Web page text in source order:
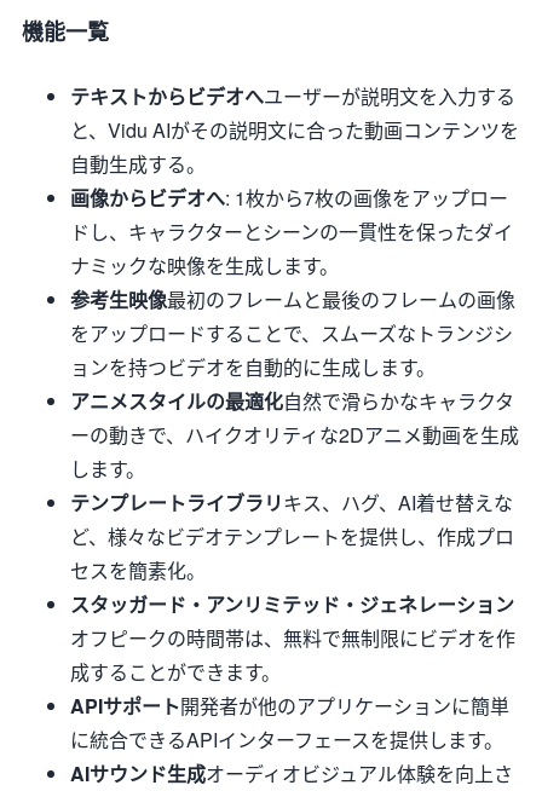
機能一覧
テキストからビデオへユーザーが説明文を入力する
と、Vidu AIがその説明文に合った動画コンテンツを
自動生成する。
画像からビデオへ: 1枚から7枚の画像をアップロー
ドし、キャラクターとシーンの一貫性を保ったダイ
ナミックな映像を生成します。
参考生映像最初のフレームと最後のフレームの画像
をアップロードすることで、スムーズなトランジシ
ョンを持つビデオを自動的に生成します。
アニメスタイルの最適化自然で滑らかなキャラクタ
ーの動きで、ハイクオリティな2Dアニメ動画を生成
します。
テンプレートライブラリキス、ハグ、AI着せ替えな
ど、様々なビデオテンプレートを提供し、作成プロ
セスを簡素化。
スタッガード・アンリミテッド・ジェネレーション
オフピークの時間帯は、無料で無制限にビデオを作
成することができます。
APIサポート開発者が他のアプリケーションに簡単
に統合できるAPIインターフェースを提供します。
AIサウンド生成オーディオビジュアル体験を向上さ